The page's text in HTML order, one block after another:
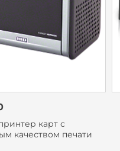
карт с
качеством печати